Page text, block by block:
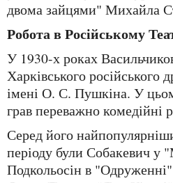
двома зайцями" Михайла
Робота в Російському
У 1930-х роках Васильчиков перейшов до
Харківського російського
імені О. С. Пушкіна. У
грав переважно комедійні
Серед його найпопулярніших ролей того
періоду були Собакевич у
Подкольосін в